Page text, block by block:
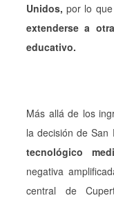
Unidos, por lo
extenderse a
educativo.
Más allá de los
la decisión de San
tecnológico
negativa
central de